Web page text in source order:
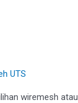
UTS
wiremesh